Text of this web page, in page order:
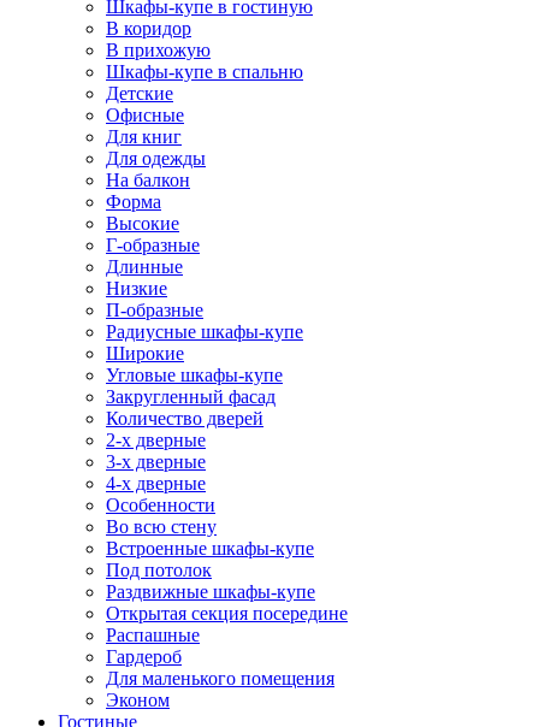
Шкафы-купе в гостиную
В коридор
В прихожую
Шкафы-купе в спальню
Детские
Офисные
Для книг
Для одежды
На балкон
Форма
Высокие
Г-образные
Длинные
Низкие
П-образные
Радиусные шкафы-купе
Широкие
Угловые шкафы-купе
Закругленный фасад
Количество дверей
2-х дверные
3-х дверные
4-х дверные
Особенности
Во всю стену
Встроенные шкафы-купе
Под потолок
Раздвижные шкафы-купе
Открытая секция посередине
Распашные
Гардероб
Для маленького помещения
Эконом
Гостиные